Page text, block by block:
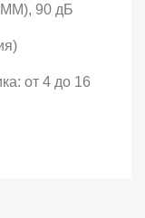
90 дБ
от 4 до 16